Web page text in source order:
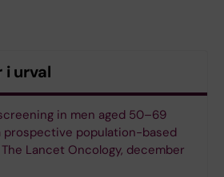
i urval
in men aged 50–69
prospective population-based
Lancet Oncology, december